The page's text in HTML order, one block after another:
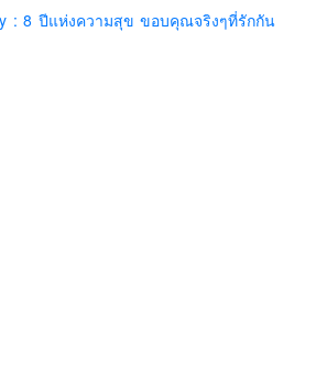
: 8 ปีแห่งความสุข ขอบคุณจริงๆที่รักกัน